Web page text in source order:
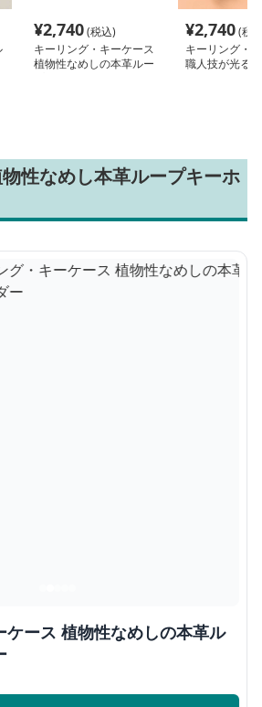
¥2,740(税込)
キーリング・キーケース
植物性なめしの本革ルー
¥2,740(税
キーリング・
職人技が光る
性なめし本革ループキーホ
ケース 植物性なめしの本革ル